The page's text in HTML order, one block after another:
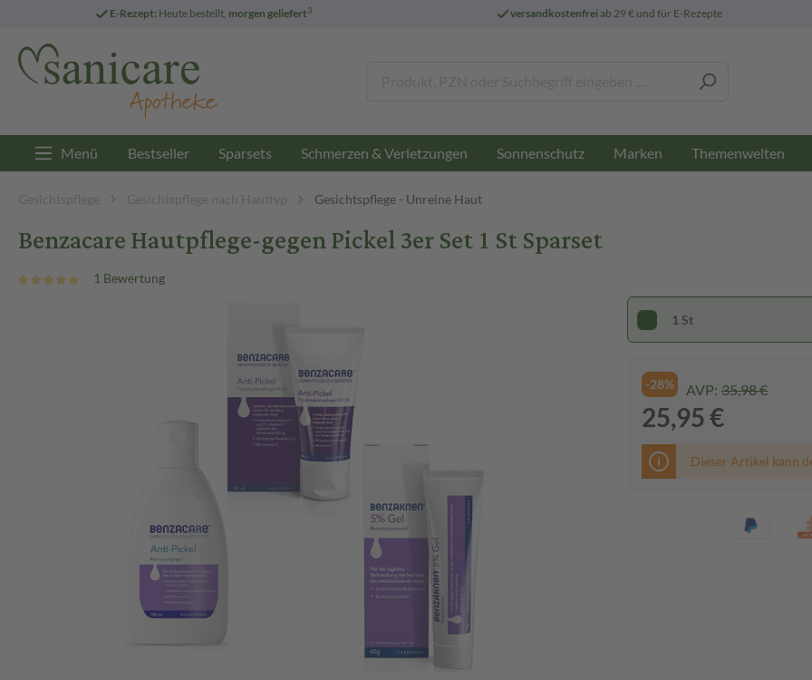
E-Rezept: Heute bestellt, morgen geliefert3 versandkostenfreiab 29 € und für E-Rezepte
Menü Bestseller Sparsets Schmerzen & Verletzungen Sonnenschutz Marken Themenwelten
Gesichtspflege Gesichtspflege nach Hauttyp Gesichtspflege - Unreine Haut
Benzacare Hautpflege-gegen Pickel 3er Set 1 St Sparset
1 Bewertung
1 St
-28% AVP: 35,98 €
25,95 €
Dieser Artikel kann